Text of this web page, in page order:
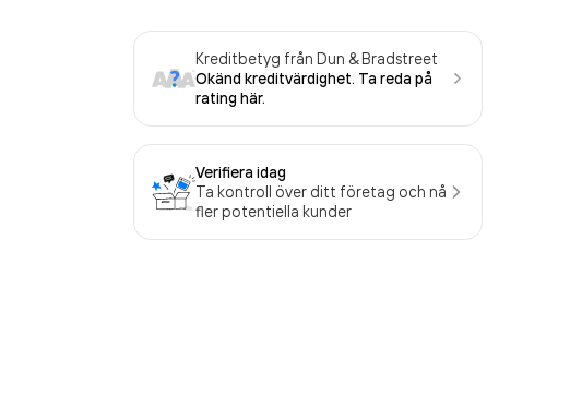
Kreditbetyg från Dun & Bradstreet
Okänd kreditvärdighet. Ta reda på
rating här.
Verifiera idag
Ta kontroll över ditt företag och nå
fler potentiella kunder